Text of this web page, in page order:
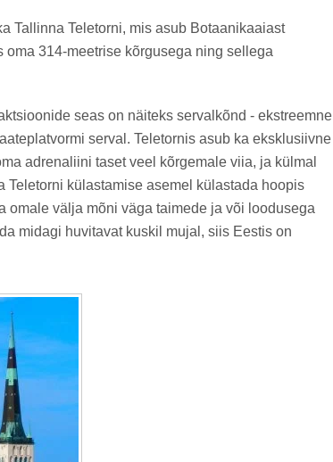
Tallinna Teletorni, mis asub Botaanikaaiast
314-meetrise kõrgusega ning sellega
seas on näiteks servalkõnd - ekstreemne
serval. Teletornis asub ka eksklusiivne
adrenaliini taset veel kõrgemale viia, ja külmal
külastamise asemel külastada hoopis
omale välja mõni väga taimede ja või loodusega
midagi huvitavat kuskil mujal, siis Eestis on